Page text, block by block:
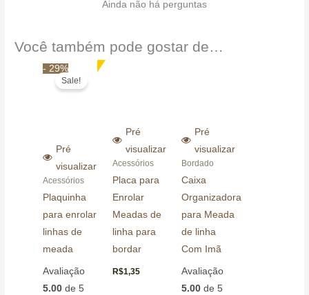
Ainda não há perguntas
Você também pode gostar de…
- 29%
Pré
visualizar
Sale!
Acessórios
Plaquinha
para enrolar
linhas de
meada
Avaliação
5.00 de 5
O
preço
original
preço
atual
Pré
visualizar
Acessórios
Placa para
Enrolar
Meadas de
linha para
bordar
R$1,35
Pré
visualizar
Bordado
Caixa
Organizadora
para Meada
de linha
Com Imã
Avaliação
5.00de 5